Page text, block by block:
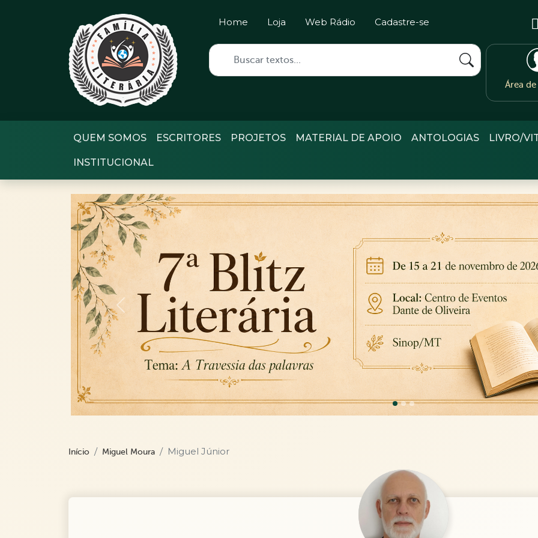
Home Loja Web Rádio Cadastre-se
Área
QUEM SOMOS ESCRITORES PROJETOS MATERIAL DE APOIO ANTOLOGIAS LIVRO/
INSTITUCIONAL
Previous
Início Miguel Moura Miguel Júnior